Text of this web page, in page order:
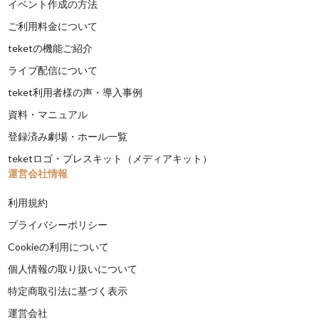
イベント作成の方法
ご利用料金について
teketの機能ご紹介
ライブ配信について
teket利用者様の声・導入事例
資料・マニュアル
登録済み劇場・ホール一覧
teketロゴ・プレスキット（メディアキット）
運営会社情報
利用規約
プライバシーポリシー
Cookieの利用について
個人情報の取り扱いについて
特定商取引法に基づく表示
運営会社